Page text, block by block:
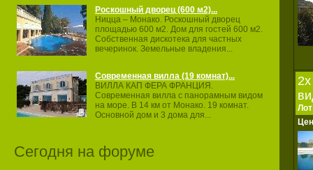
Роскошный дворец (600 м2)...
Ницца – Монако. Роскошный дворец
площадью 600 м2. Дом для гостей 600 м2.
Собственная дискотека для частных
вечеринок. Земельные владения...
Современная вилла (19 комнат)...
ВИЛЛА КАП ФЕРА ФРАНЦИЯ.
Современная вилла с панорамным видом
на море. В 14 км от Монако. 19 комнат.
Основной дом и 3 дома для...
Сегодня на форуме